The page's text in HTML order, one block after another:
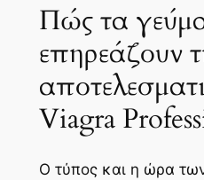
Πώς τα
επηρεάζουν
Viagra
Ο τύπος και η ώρα